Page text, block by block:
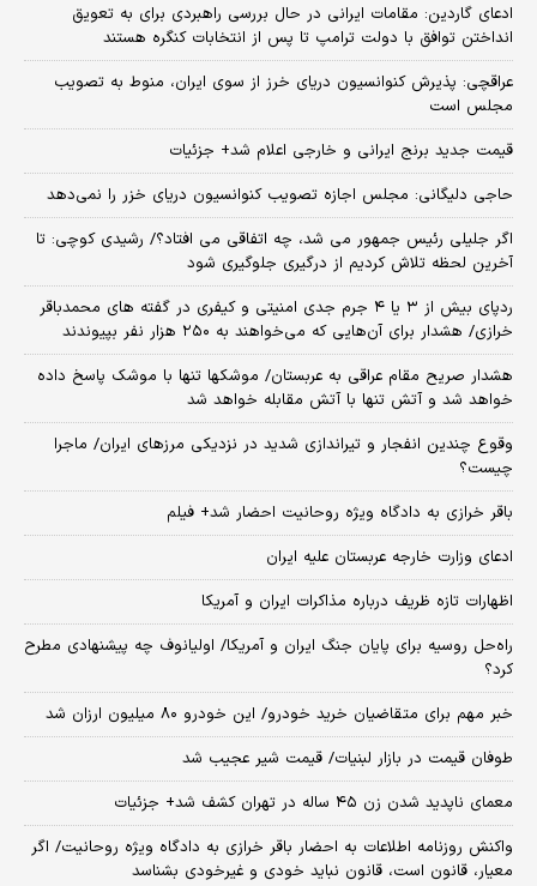
ادعای گاردین: مقامات ایرانی در حال بررسی راهبردی برای به تعویق
انداختن توافق با دولت ترامپ تا پس از انتخابات کنگره هستند
عراقچی: پذیرش کنوانسیون دریای خرز از سوی ایران، منوط به تصویب
مجلس است
قیمت جدید برنج ایرانی و خارجی اعلام شد+ جزئیات
حاجی دلیگانی: مجلس اجازه تصویب کنوانسیون دریای خزر را نمی‌دهد
اگر جلیلی رئیس جمهور می شد، چه اتفاقی می افتاد؟/ رشیدی کوچی: تا
آخرین لحظه تلاش کردیم از درگیری جلوگیری شود
ردپای بیش از ۳ یا ۴ جرم جدی امنیتی و کیفری در گفته های محمدباقر
خرازی/ هشدار برای آن‌هایی که می‌خواهند به ۲۵۰ هزار نفر بپیوندند
هشدار صریح مقام عراقی به عربستان/ موشکها تنها با موشک پاسخ داده
خواهد شد و آتش تنها با آتش مقابله خواهد شد
وقوع چندین انفجار و تیراندازی شدید در نزدیکی مرز‌های ایران/ ماجرا
چیست؟
باقر خرازی به دادگاه ویژه روحانیت احضار شد+ فیلم
ادعای وزارت خارجه عربستان علیه ایران
اظهارات تازه ظریف درباره مذاکرات ایران و آمریکا
راه‌حل روسیه برای پایان جنگ ایران و آمریکا/ اولیانوف چه پیشنهادی مطرح
کرد؟
خبر مهم برای متقاضیان خرید خودرو/ این خودرو ۸۰ میلیون ارزان شد
طوفان قیمت در بازار لبنیات/ قیمت شیر عجیب شد
معمای ناپدید شدن زن ۴۵ ساله در تهران کشف شد+ جزئیات
واکنش روزنامه اطلاعات به احضار باقر خرازی به دادگاه ویژه روحانیت/ اگر
معیار، قانون است، قانون نباید خودی و غیرخودی بشناسد